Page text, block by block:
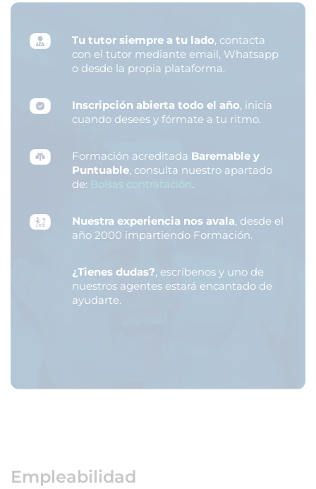
Tu tutor siempre a tu lado, contacta
con el tutor mediante email, Whatsapp
o desde la propia plataforma.
Inscripción abierta todo el año, inicia
cuando desees y fórmate a tu ritmo.
Formación acreditada Baremable y
Puntuable, consulta nuestro apartado
de: Bolsas contratación.
Nuestra experiencia nos avala, desde el
año 2000 impartiendo Formación.
¿Tienes dudas?, escríbenos y uno de
nuestros agentes estará encantado de
ayudarte.
Empleabilidad